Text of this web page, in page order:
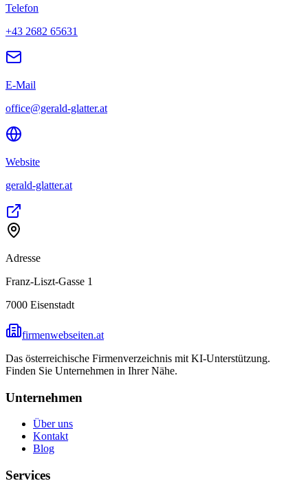
Telefon
+43 2682 65631
E-Mail
office@gerald-glatter.at
Website
gerald-glatter.at
Adresse
Franz-Liszt-Gasse 1
7000 Eisenstadt
firmenwebseiten.at
Das österreichische Firmenverzeichnis mit KI-Unterstützung.
Finden Sie Unternehmen in Ihrer Nähe.
Unternehmen
Über uns
Kontakt
Blog
Services